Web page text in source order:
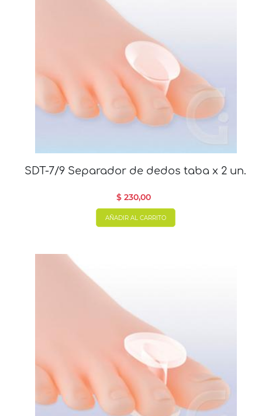
SDT-7/9 Separador de dedos taba x 2 un.
$ 230,00
AÑADIR AL CARRITO